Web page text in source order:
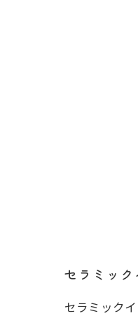
セラミック
セラミック